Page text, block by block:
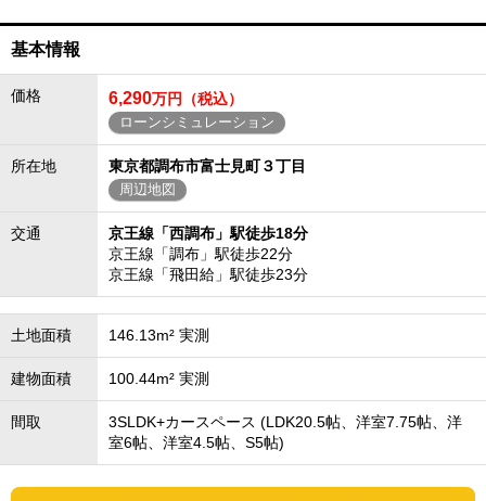
基本情報
価格 6,290万円（税込）
ローンシミュレーション
所在地 東京都調布市富士見町３丁目
周辺地図
交通
京王線「西調布」駅徒歩18分
京王線「調布」駅徒歩22分
京王線「飛田給」駅徒歩23分
土地面積 146.13m² 実測
建物面積 100.44m² 実測
間取
3SLDK+カースペース (LDK20.5帖、洋室7.75帖、洋
室6帖、洋室4.5帖、S5帖)